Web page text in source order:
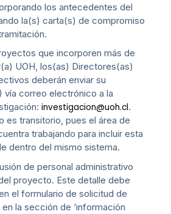
los antecedentes del
la(s) carta(s) de compromiso
que incorporen más de
UOH, los(as) Directores(as)
deberán enviar su
vía correo electrónico a la
investigacion@uoh.cl.
es transitorio, pues el área de
trabajando para incluir esta
dentro del mismo sistema.
de personal administrativo
proyecto. Este detalle debe
el formulario de solicitud de
la sección de ‘información